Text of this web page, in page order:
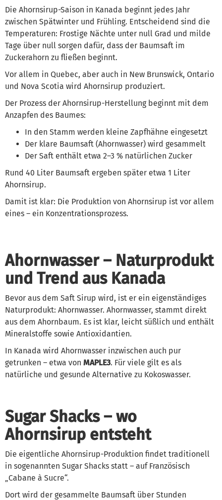
Die Ahornsirup-Saison in Kanada beginnt jedes Jahr
zwischen Spätwinter und Frühling. Entscheidend sind die
Temperaturen: Frostige Nächte unter null Grad und milde
Tage über null sorgen dafür, dass der Baumsaft im
Zuckerahorn zu fließen beginnt.
Vor allem in Quebec, aber auch in New Brunswick, Ontario
und Nova Scotia wird Ahornsirup produziert.
Der Prozess der Ahornsirup-Herstellung beginnt mit dem
Anzapfen des Baumes:
In den Stamm werden kleine Zapfhähne eingesetzt
Der klare Baumsaft (Ahornwasser) wird gesammelt
Der Saft enthält etwa 2–3 % natürlichen Zucker
Rund 40 Liter Baumsaft ergeben später etwa 1 Liter
Ahornsirup.
Damit ist klar: Die Produktion von Ahornsirup ist vor allem
eines – ein Konzentrationsprozess.
Ahornwasser – Naturprodukt
und Trend aus Kanada
Bevor aus dem Saft Sirup wird, ist er ein eigenständiges
Naturprodukt: Ahornwasser. Ahornwasser, stammt direkt
aus dem Ahornbaum. Es ist klar, leicht süßlich und enthält
Mineralstoffe sowie Antioxidantien.
In Kanada wird Ahornwasser inzwischen auch pur
getrunken – etwa von MAPLE3. Für viele gilt es als
natürliche und gesunde Alternative zu Kokoswasser.
Sugar Shacks – wo
Ahornsirup entsteht
Die eigentliche Ahornsirup-Produktion findet traditionell
in sogenannten Sugar Shacks statt – auf Französisch
„Cabane à Sucre“.
Dort wird der gesammelte Baumsaft über Stunden